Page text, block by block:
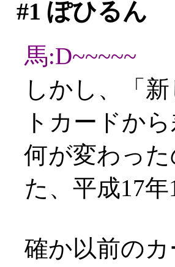
#1 ぽひるん
馬:D~~~~~
しかし、「
トカードか
何が変わっ
た、平成17
確か以前の